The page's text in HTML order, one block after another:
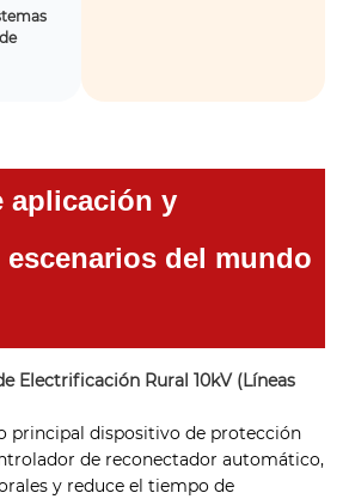
aplicación y
del mundo
Electrificación Rural 10kV (Líneas
principal dispositivo de protección
de reconectador automático,
y reduce el tiempo de